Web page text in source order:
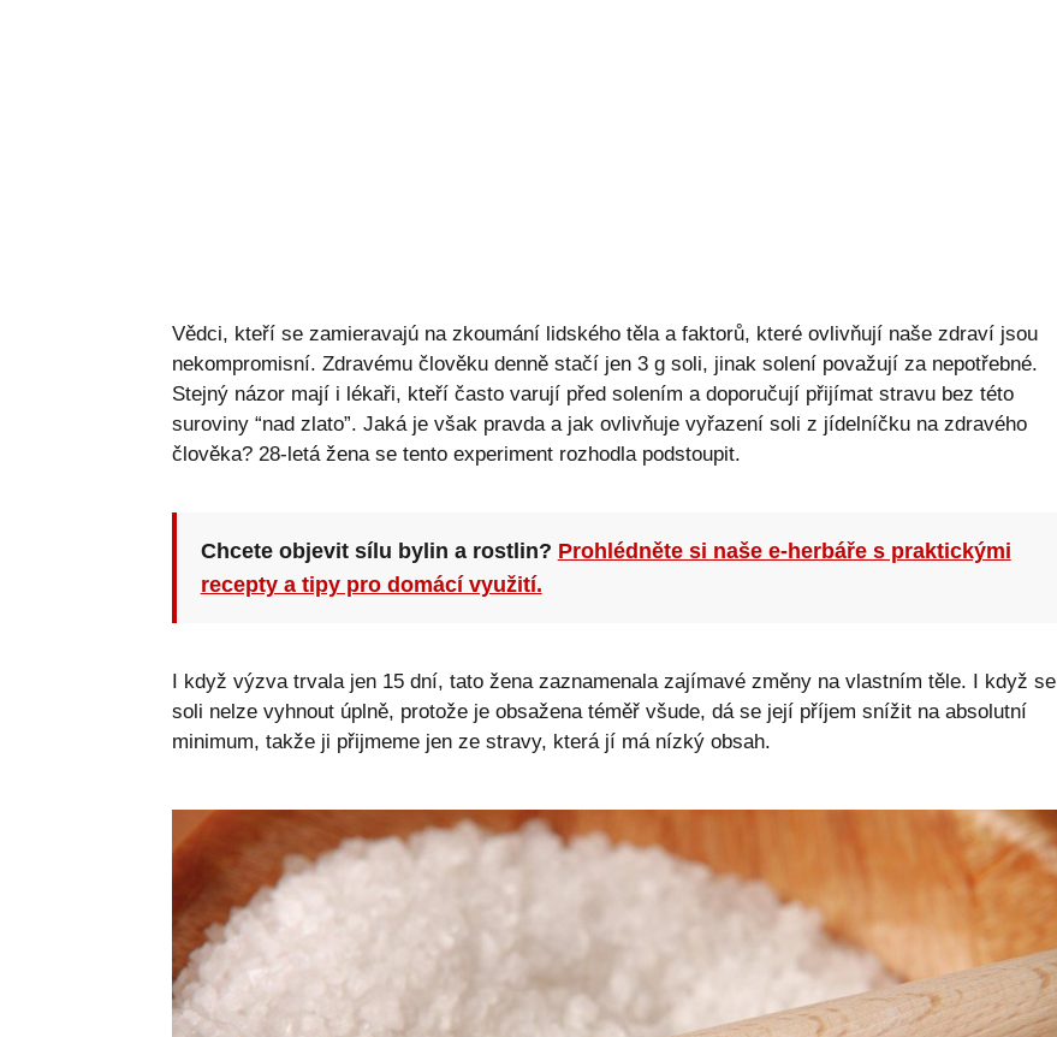
Vědci, kteří se zamieravajú na zkoumání lidského těla a faktorů, které ovlivňují naše zdraví jsou
nekompromisní. Zdravému člověku denně stačí jen 3 g soli, jinak solení považují za nepotřebné.
Stejný názor mají i lékaři, kteří často varují před solením a doporučují přijímat stravu bez této
suroviny “nad zlato”. Jaká je však pravda a jak ovlivňuje vyřazení soli z jídelníčku na zdravého
člověka? 28-letá žena se tento experiment rozhodla podstoupit.
Chcete objevit sílu bylin a rostlin? Prohlédněte si naše e-herbáře s praktickými
recepty a tipy pro domácí využití.
I když výzva trvala jen 15 dní, tato žena zaznamenala zajímavé změny na vlastním těle. I když se
soli nelze vyhnout úplně, protože je obsažena téměř všude, dá se její příjem snížit na absolutní
minimum, takže ji přijmeme jen ze stravy, která jí má nízký obsah.